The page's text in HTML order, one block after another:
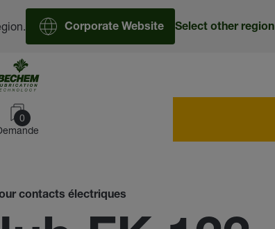
0
Corporate Website Select other region
contacts électriques